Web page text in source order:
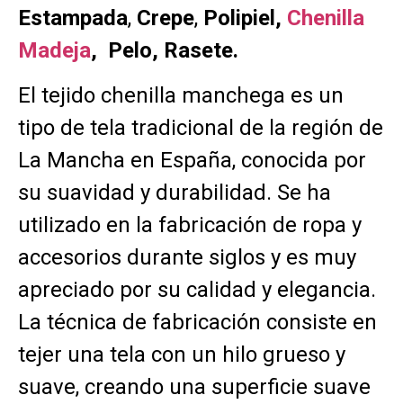
Estampada, Crepe, Polipiel, Chenilla
Madeja, Pelo, Rasete.
El tejido chenilla manchega es un
tipo de tela tradicional de la región de
La Mancha en España, conocida por
su suavidad y durabilidad. Se ha
utilizado en la fabricación de ropa y
accesorios durante siglos y es muy
apreciado por su calidad y elegancia.
La técnica de fabricación consiste en
tejer una tela con un hilo grueso y
suave, creando una superficie suave